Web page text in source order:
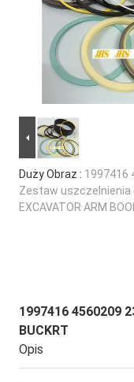
Duży Obraz : 1997416
Zestaw uszczelnienia
EXCAVATOR ARM
1997416 4560209
BUCKRT
Opis